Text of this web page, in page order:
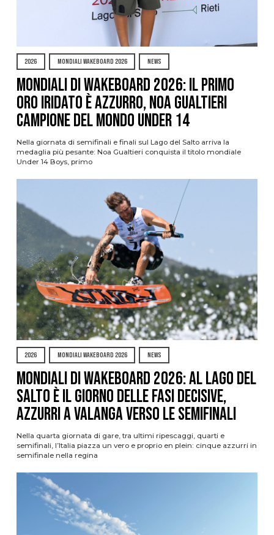
2026 MONDIALI WAKEBOARD 2026 NEWS
Mondiali di Wakeboard 2026: il primo
oro iridato è azzurro, Noa Gualtieri
campione del mondo Under 14
Nella giornata di semifinali e finali sul Lago del Salto arriva la
medaglia più pesante: Noa Gualtieri conquista il titolo mondiale
Under 14 Boys, primo
2026 MONDIALI WAKEBOARD 2026 NEWS
Mondiali di Wakeboard 2026: al Lago del
Salto è il giorno delle fasi decisive,
azzurri a valanga verso le semifinali
Nella quarta giornata di gare, tra ultimi ripescaggi, quarti e
semifinali, l’Italia piazza un vero e proprio en plein: cinque azzurri in
semifinale nella regina